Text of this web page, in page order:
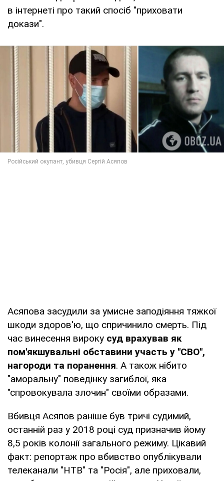
в інтернеті про такий спосіб "приховати
докази".
Асяпова засудили за умисне заподіяння тяжкої
шкоди здоров'ю, що спричинило смерть. Під
час винесення вироку суд врахував як
пом'якшувальні обставини участь у "СВО",
нагороди та поранення. А також нібито
"аморальну" поведінку загиблої, яка
"спровокувала злочин" своїми образами.
Вбивця Асяпов раніше був тричі судимий,
останній раз у 2018 році суд призначив йому
8,5 років колонії загального режиму. Цікавий
факт: репортаж про вбивство опублікували
телеканали "НТВ" та "Росія", але приховали,